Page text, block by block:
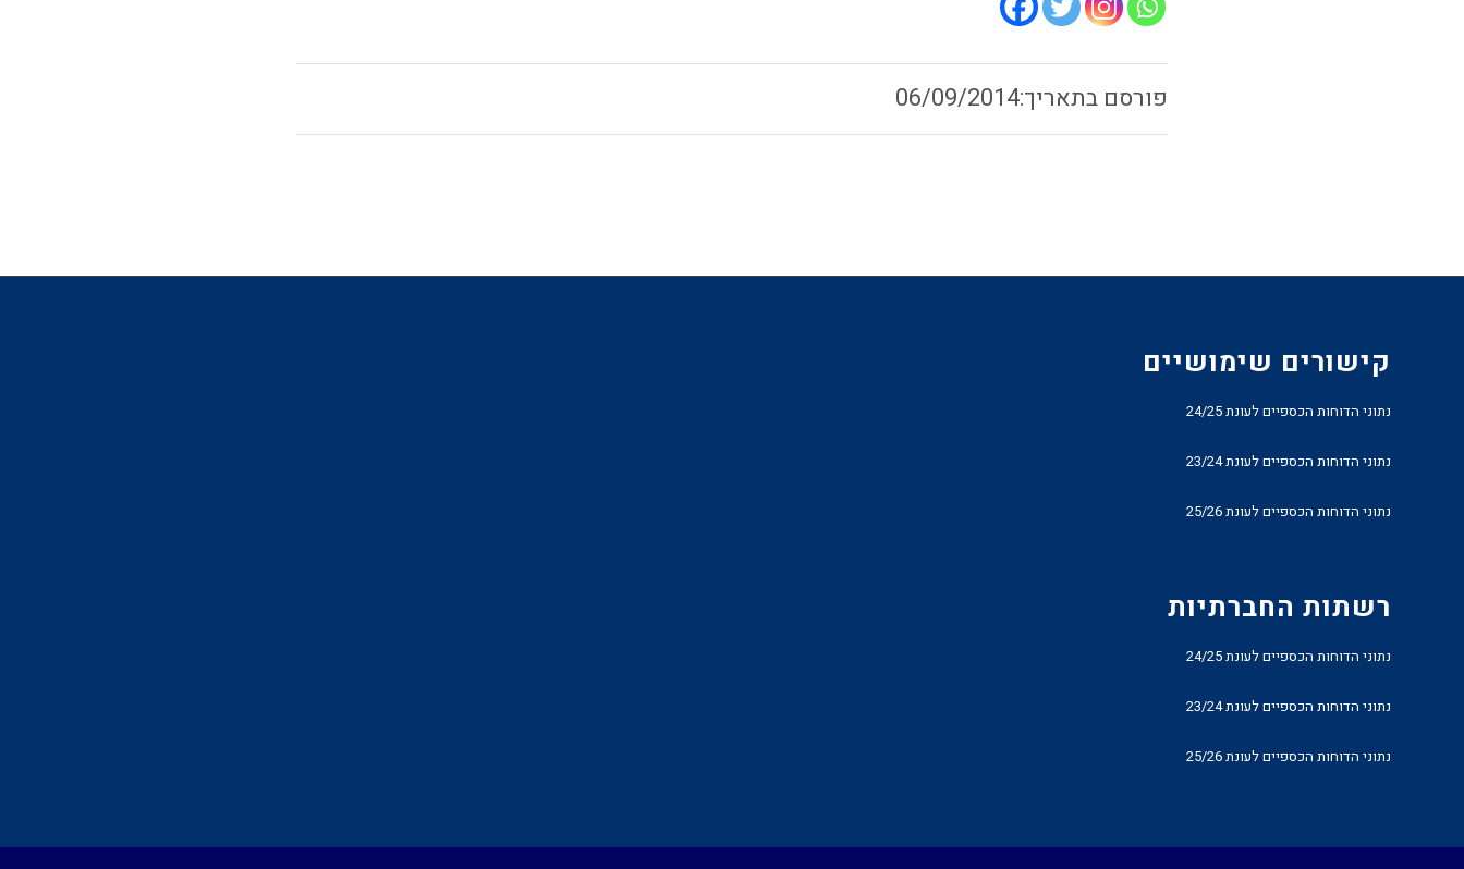
06/09/2014
קישורים שימושיים
נתוני הדוחות הכספיים לעונת 24/25
נתוני הדוחות הכספיים לעונת 23/24
נתוני הדוחות הכספיים לעונת 25/26
רשתות החברתיות
נתוני הדוחות הכספיים לעונת 24/25
נתוני הדוחות הכספיים לעונת 23/24
נתוני הדוחות הכספיים לעונת 25/26